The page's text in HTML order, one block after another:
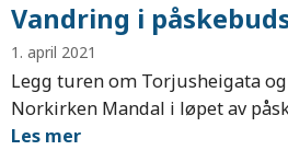
Vandring i
1. april 2021
Legg turen om Torjusheigata
Norkirken Mandal i løpet av
Les mer